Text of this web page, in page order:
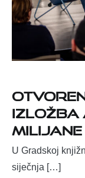
izložba
Milijane
U Gradskoj
siječnja […]